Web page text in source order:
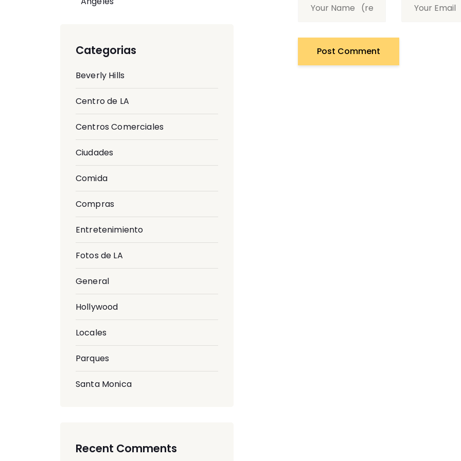
Categorias
Beverly Hills
Centro de LA
Centros Comerciales
Ciudades
Comida
Compras
Entretenimiento
Fotos de LA
General
Hollywood
Locales
Parques
Santa Monica
Recent Comments